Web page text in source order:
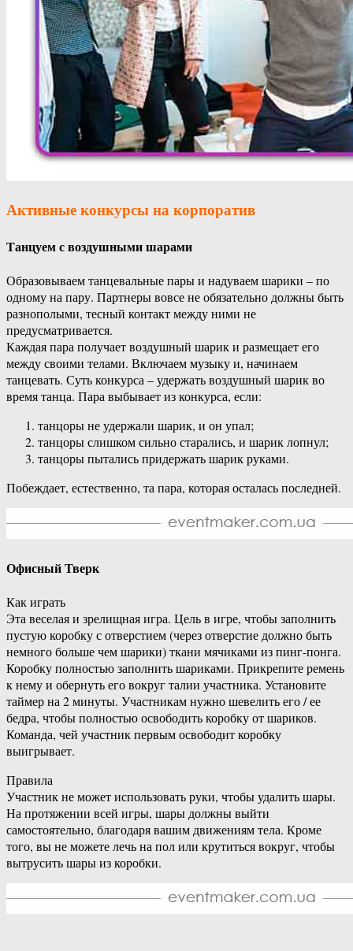
Активные конкурсына корпоратив
Танцуем с воздушными шарами
Образовываем танцевальные пары и надуваем шарики – по
одному на пару. Партнеры вовсе не обязательно должны быть
разнополыми, тесный контакт между ними не
предусматривается.
Каждая пара получает воздушный шарик и размещает его
между своими телами. Включаем музыку и, начинаем
танцевать. Суть конкурса – удержать воздушный шарик во
время танца. Пара выбывает из конкурса, если:­
танцоры не удержали шарик, и он упал;
­танцоры слишком сильно старались, и шарик лопнул;
­танцоры пытались придержать шарик руками.
Побеждает, естественно, та пара, которая осталась последней.
Офисный Тверк
Как играть
Эта веселая и зрелищная игра. Цель в игре, чтобы заполнить
пустую коробку с отверстием (через отверстие должно быть
немного больше чем шарики) ткани мячиками из пинг-понга.
Коробку полностью заполнить шариками. Прикрепите ремень
к нему и обернуть его вокруг талии участника. Установите
таймер на 2 минуты. Участникам нужно шевелить его / ее
бедра, чтобы полностью освободить коробку от шариков.
Команда, чей участник первым освободит коробку
выигрывает.
Правила
Участник не может использовать руки, чтобы удалить шары.
На протяжении всей игры, шары должны выйти
самостоятельно, благодаря вашим движениям тела. Кроме
того, вы не можете лечь на пол или крутиться вокруг, чтобы
вытрусить шары из коробки.